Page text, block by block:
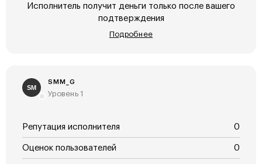
Исполнитель получит деньги только после вашего
подтверждения
Подробнее
SM
SMM_G
Уровень 1
Репутация исполнителя 0
Оценок пользователей 0